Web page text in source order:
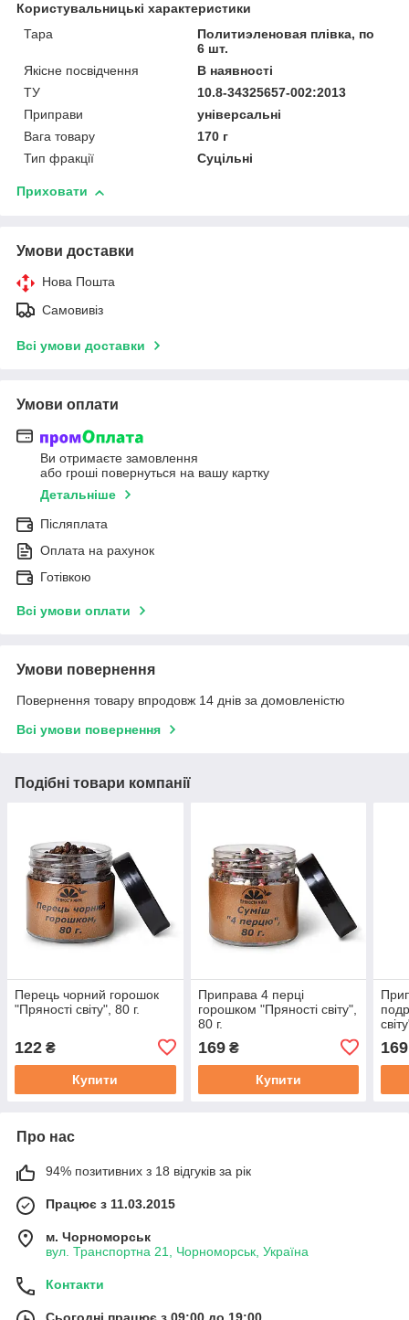
Користувальницькі характеристики
Тара
Политиэленовая плівка, по
6 шт.
Якісне посвідчення
В наявності
ТУ
10.8-34325657-002:2013
Приправи
універсальні
Вага товару
170 г
Тип фракції
Суцільні
Приховати
Умови доставки
Нова Пошта
Самовивіз
Всі умови доставки
Умови оплати
Ви отримаєте замовлення
або гроші повернуться на вашу картку
Детальніше
Післяплата
Оплата на рахунок
Готівкою
Всі умови оплати
Умови повернення
Повернення товару впродовж 14 днів за домовленістю
Всі умови повернення
Подібні товари компанії
Перець чорний горошок
"Пряності світу", 80 г.
122 ₴
Купити
Приправа 4 перці
горошком "Пряності світу",
80 г.
169₴
Купити
169
Про нас
94% позитивних з 18 відгуків за рік
Працює з 11.03.2015
м. Чорноморськ
вул. Транспортна 21, Чорноморськ, Україна
Контакти
Сьогодні працює з 09:00 до 19:00